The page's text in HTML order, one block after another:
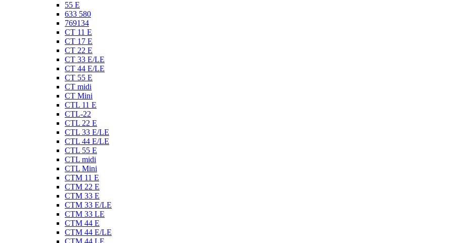
55 E
633 580
769134
CT 11 E
CT 17 E
CT 22 E
CT 33 E/LE
CT 44 E/LE
CT 55 E
CT midi
CT Mini
CTL 11 E
CTL-22
CTL 22 E
CTL 33 E/LE
CTL 44 E/LE
CTL 55 E
CTL midi
CTL Mini
CTM 11 E
CTM 22 E
CTM 33 E
CTM 33 E/LE
CTM 33 LE
CTM 44 E
CTM 44 E/LE